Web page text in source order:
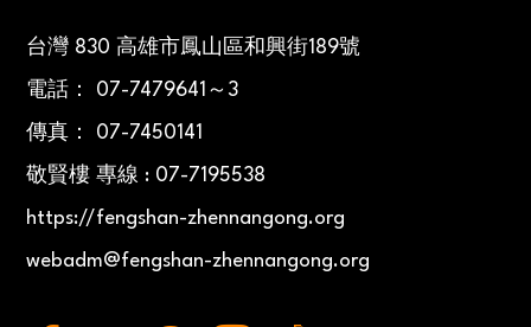
台灣 830 高雄市鳳山區和興街189號
電話： 07-7479641～3
傳真： 07-7450141
敬賢樓 專線 : 07-7195538
https://fengshan-zhennangong.org
webadm@fengshan-zhennangong.org